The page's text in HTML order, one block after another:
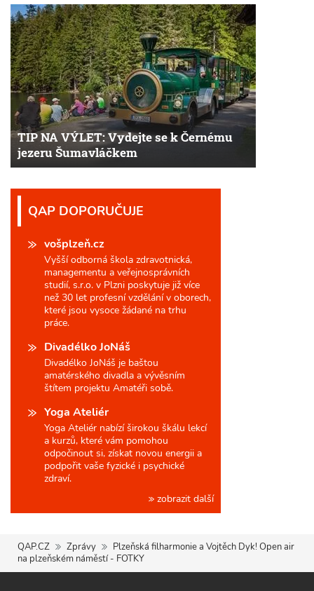
TIP NA VÝLET: Vydejte se k Černému
jezeru Šumavláčkem
QAP DOPORUČUJE
vošplzeň.cz
Vyšší odborná škola zdravotnická,
managementu a veřejnosprávních
studií, s.r.o. v Plzni poskytuje již více
než 30 let profesní vzdělání v oborech,
které jsou vysoce žádané na trhu
práce.
Divadélko JoNáš
Divadélko JoNáš je baštou
amatérského divadla a vývěsním
štítem projektu Amatéři sobě.
Yoga Ateliér
Yoga Ateliér nabízí širokou škálu lekcí
a kurzů, které vám pomohou
odpočinout si, získat novou energii a
podpořit vaše fyzické i psychické
zdraví.
zobrazit další
QAP.CZ Zprávy
Plzeňská filharmonie a Vojtěch Dyk! Open air
na plzeňském náměstí - FOTKY